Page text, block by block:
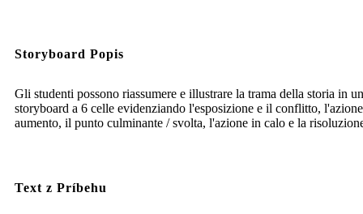
Storyboard Popis
Gli studenti possono riassumere e illustrare la trama della storia in
storyboard a 6 celle evidenziando l'esposizione e il conflitto,
aumento, il punto culminante / svolta, l'azione in calo e la
Text z Príbehu